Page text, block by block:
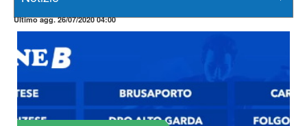
Ultimo agg. 26/07/2020 04:00